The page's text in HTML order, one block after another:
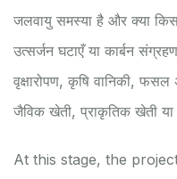
जलवायु समस्या है और क्या
उत्सर्जन घटाएँ या कार्बन
वृक्षारोपण, कृषि वानिकी,
जैविक खेती, प्राकृतिक खेती
At this stage, the